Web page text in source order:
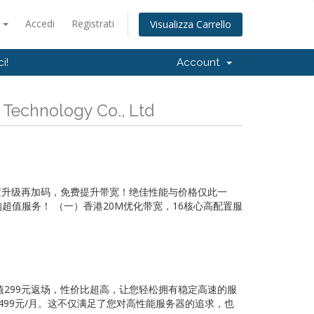
Accedi Registrati Visualizza Carrello
Account
Co., Ltd
级再加码，免费提升带宽！绝佳性能与价格仅此一
值服务！ （一）香港20M优化带宽，16核心高配置服
元返场，性价比超高，让您轻松拥有稳定高速的服
元/月。这不仅满足了您对高性能服务器的追求，也